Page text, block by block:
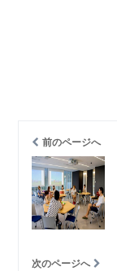
前のページへ
次のページへ